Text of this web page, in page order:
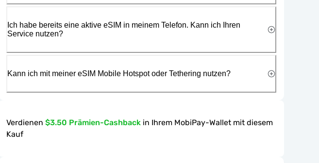
Ich habe bereits eine aktive eSIM in meinem Telefon. Kann ich Ihren
Service nutzen?
Kann ich mit meiner eSIM Mobile Hotspot oder Tethering nutzen?
Verdienen $3.50 Prämien-Cashback in Ihrem MobiPay-Wallet mit diesem
Kauf